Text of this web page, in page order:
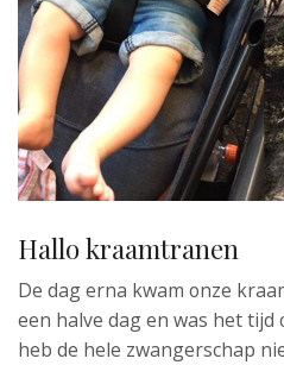
Hallo kraamtranen
De dag erna kwam onze
een halve dag en was het tijd
heb de hele zwangerschap